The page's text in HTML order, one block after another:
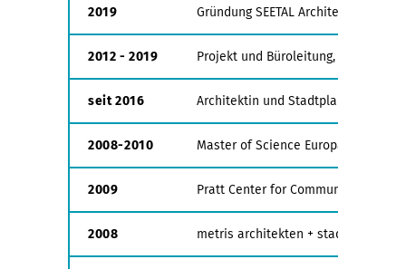
2019 Gründung SEETAL Architektur und
2012 - 2019 Projekt und Büroleitung, metris
seit 2016 Architektin und Stadtplanerin,
2008-2010 Master of Science Europäische
2009 Pratt Center for Community
2008 metris architekten + stadtplaner,